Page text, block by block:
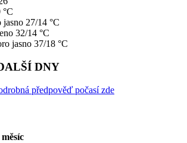
°C
27/14 °C
32/14 °C
37/18 °C
DNY
předpověď počasí zde